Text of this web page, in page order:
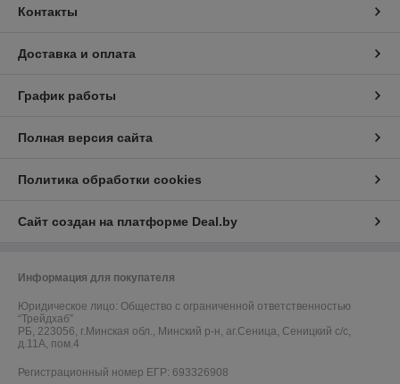
Контакты
Доставка и оплата
График работы
Полная версия сайта
Политика обработки cookies
Сайт создан на платформе Deal.by
Информация для покупателя
Юридическое лицо: Общество с ограниченной ответственностью
“Трейдхаб”
РБ, 223056, г.Минская обл., Минский р-н, аг.Сеница, Сеницкий с/с,
д.11А, пом.4
Регистрационный номер ЕГР: 693326908